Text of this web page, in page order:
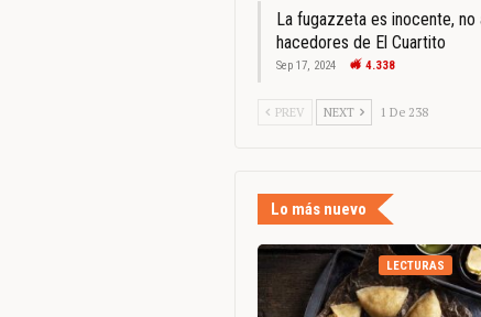
La fugazzeta es inocente, no
hacedores de El Cuartito
Sep 17, 2024 4.338
PREV NEXT 1 De 238
Lo más nuevo
LECTURAS